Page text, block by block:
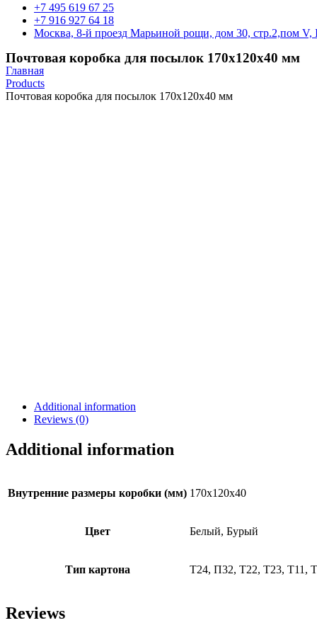
+7 495 619 67 25
+7 916 927 64 18
Москва, 8-й проезд Марьиной рощи, дом 30, стр.2,пом V,
Почтовая коробка для посылок 170х120х40 мм
Главная
Products
Почтовая коробка для посылок 170х120х40 мм
Additional information
Reviews (0)
Additional information
Внутренние размеры коробки (мм) 170х120х40
Цвет Белый, Бурый
Тип картона Т24, П32, Т22, Т23, Т11,
Reviews